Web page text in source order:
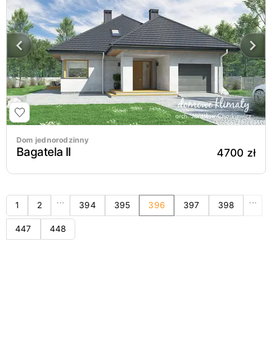
Dom jednorodzinny
Bagatela II 4700 zł
1 2 ... 394 395 396 397 398 ...
447 448